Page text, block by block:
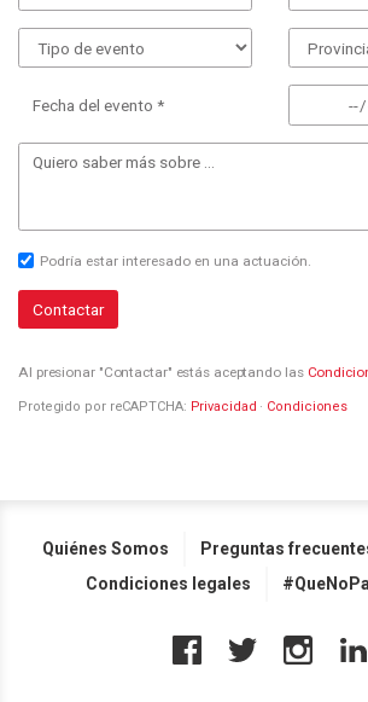
Fecha del evento *
Podría estar interesado en una actuación.
Contactar
Al presionar "Contactar" estás aceptando las
Protegido por reCAPTCHA: Privacidad · Condiciones
Quiénes Somos Preguntas
Condiciones legales